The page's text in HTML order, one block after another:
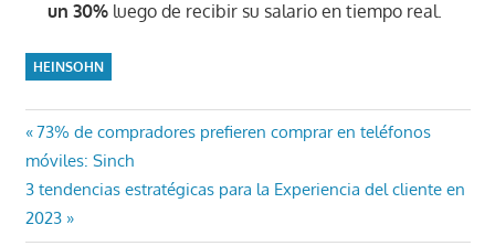
un 30%luego de recibir su salario en tiempo real.
HEINSOHN
Navegación
de
entradas
Entrada
anterior:
73% de compradores prefieren comprar en teléfonos
móviles: Sinch
Entrada
siguiente:
3 tendencias estratégicas para la Experiencia del cliente en
2023